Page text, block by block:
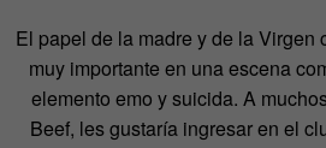
El papel de la madre y de la Virgen
muy importante en una escena
elemento emo y suicida. A
Beef, les gustaría ingresar en el